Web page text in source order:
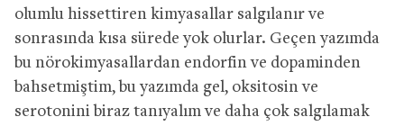
olumlu hissettiren kimyasallar salgılanır ve
sonrasında kısa sürede yok olurlar. Geçen yazımda
bu nörokimyasallardan endorfin ve dopaminden
bahsetmiştim, bu yazımda gel, oksitosin ve
serotonini biraz tanıyalım ve daha çok salgılamak